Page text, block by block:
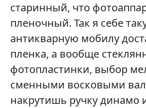
старинный, что
пленочный. Так я себе
антикварную мобилу
пленка, а вообще
фотопластинки, выбор
сменными восковыми
накрутишь ручку динамо